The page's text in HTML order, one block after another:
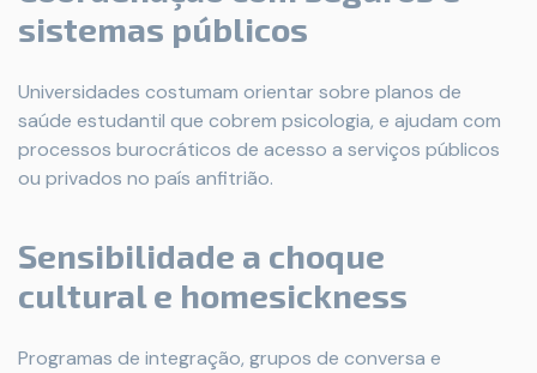
sistemas públicos
Universidades costumam orientar sobre planos de
saúde estudantil que cobrem psicologia, e ajudam com
processos burocráticos de acesso a serviços públicos
ou privados no país anfitrião.
Sensibilidade a choque
cultural e homesickness
Programas de integração, grupos de conversa e